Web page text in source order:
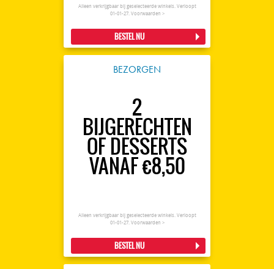
Alleen verkrijgbaar bij geselecteerde winkels. Verloopt
01-01-27. Voorwaarden >
BESTEL NU
BEZORGEN
2
BIJGERECHTEN
OF DESSERTS
VANAF €8,50
Alleen verkrijgbaar bij geselecteerde winkels. Verloopt
01-01-27. Voorwaarden >
BESTEL NU